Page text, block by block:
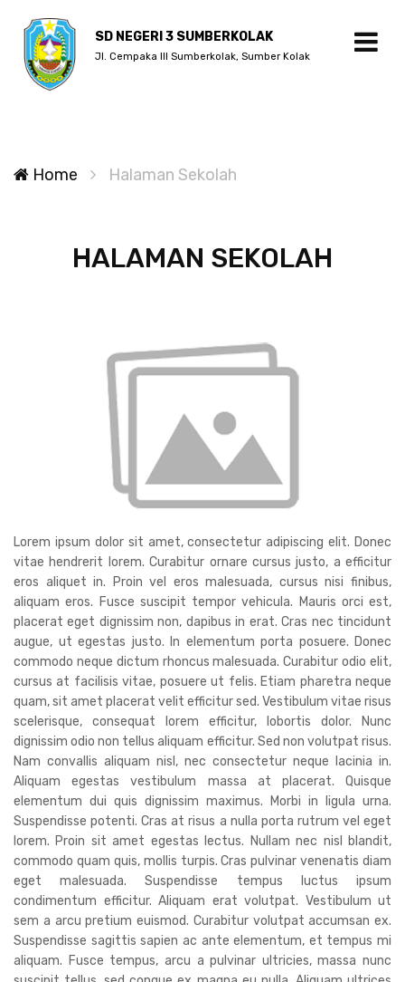
SD NEGERI 3 SUMBERKOLAK
Jl. Cempaka III Sumberkolak, Sumber Kolak
Home Halaman Sekolah
HALAMAN SEKOLAH
Lorem ipsum dolor sit amet, consectetur adipiscing elit. Donec
vitae hendrerit lorem. Curabitur ornare cursus justo, a efficitur
eros aliquet in. Proin vel eros malesuada, cursus nisi finibus,
aliquam eros. Fusce suscipit tempor vehicula. Mauris orci est,
placerat eget dignissim non, dapibus in erat. Cras nec tincidunt
augue, ut egestas justo. In elementum porta posuere. Donec
commodo neque dictum rhoncus malesuada. Curabitur odio elit,
cursus at facilisis vitae, posuere ut felis. Etiam pharetra neque
quam, sit amet placerat velit efficitur sed. Vestibulum vitae risus
scelerisque, consequat lorem efficitur, lobortis dolor. Nunc
dignissim odio non tellus aliquam efficitur. Sed non volutpat risus.
Nam convallis aliquam nisl, nec consectetur neque lacinia in.
Aliquam egestas vestibulum massa at placerat. Quisque
elementum dui quis dignissim maximus. Morbi in ligula urna.
Suspendisse potenti. Cras at risus a nulla porta rutrum vel eget
lorem. Proin sit amet egestas lectus. Nullam nec nisl blandit,
commodo quam quis, mollis turpis. Cras pulvinar venenatis diam
eget malesuada. Suspendisse tempus luctus ipsum
condimentum efficitur. Aliquam erat volutpat. Vestibulum ut
sem a arcu pretium euismod. Curabitur volutpat accumsan ex.
Suspendisse sagittis sapien ac ante elementum, et tempus mi
aliquam. Fusce tempus, arcu a pulvinar ultricies, massa nunc